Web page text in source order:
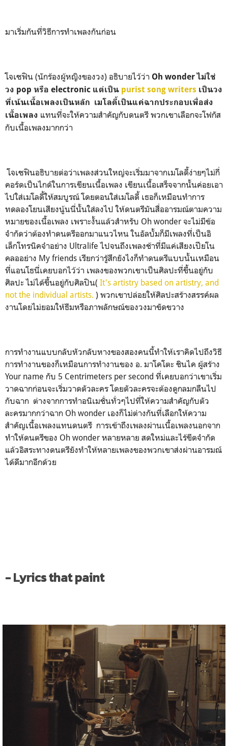
มาเริ่มกันที่วิธีการทำเพลงกันก่อน
โจเซฟิน (นักร้องผู้หญิงของวง) อธิบายไว้ว่า Oh wonder ไม่ใช่
วง pop หรือ electronic แต่เป็น purist song writers เป็นวง
ที่เน้นเนื้อเพลงเป็นหลัก เมโลดี้เป็นแค่ฉากประกอบเพื่อส่ง
เนื้อเพลง แทนที่จะให้ความสำคัญกับดนตรี พวกเขาเลือกจะโฟกัส
กับเนื้อเพลงมากกว่า
โจเซฟินอธิบายต่อว่าเพลงส่วนใหญ่จะเริ่มมาจากเมโลดี้ง่ายๆไม่กี่
คอร์ดเป็นไกด์ในการเขียนเนื้อเพลง เขียนเนื้อเสร็จจากนั้นค่อยเอา
ไปใส่เมโลดี้ให้สมบูรณ์ โดยตอนใส่เมโลดี้ เธอก็เหมือนทำการ
ทดลองโยนเสียงนู้นนี่นั้นใส่ลงไป ให้ดนตรีมันสื่ออารมณ์ตามความ
หมายของเนื้อเพลง เพราะงั้นแล้วสำหรับ Oh wonder จะไม่มีข้อ
จำกัดว่าต้องทำดนตรีออกมาแนวไหน ในอัลบั้มก็มีเพลงที่เป็นอิ
เล็กโทรนิคจ๋าอย่าง Ultralife ไปจนถึงเพลงช้าที่มีแค่เสียงเปียโน
คลออย่าง My friends เรียกว่ารู้สึกยังไงก็ทำดนตรีแบบนั้นเหมือน
ที่แอนโธนี่เคยบอกไว้ว่า เพลงของพวกเขาเป็นศิลปะที่ขึ้นอยู่กับ
ศิลปะ ไม่ได้ขึ้นอยู่กับศิลปิน( It's artistry based on artistry, and
not the individual artists. ) พวกเขาปล่อยให้ศิลปะสร้างสรรค์ผล
งานโดยไม่ยอมให้ธีมหรือภาพลักษณ์ของวงมาขัดขวาง
การทำงานแบบกลับหัวกลับหางของสองคนนี้ทำให้เราคิดไปถึงวิธี
การทำงานของก็เหมือนการทำงานของ อ. มาโคโตะ ชินไค ผู้สร้าง
Your name กับ 5 Centrimeters per second ที่เคยบอกว่าเขาเริ่ม
วาดฉากก่อนจะเริ่มวาดตัวละคร โดยตัวละครจะต้องดูกลมกลืนไป
กับฉาก ต่างจากการทำอนิเมชั่นทั่วๆไปที่ให้ความสำคัญกับตัว
ละครมากกว่าฉาก Oh wonder เองก็ไม่ต่างกันที่เลือกให้ความ
สำคัญเนื้อเพลงแทนดนตรี การเข้าถึงเพลงผ่านเนื้อเพลงนอกจาก
ทำให้ดนตรีของ Oh wonder หลายหลาย สดใหม่และไร้ขีดจำกัด
แล้วอิสระทางดนตรียังทำให้หลายเพลงของพวกเขาส่งผ่านอารมณ์
ได้ดีมากอีกด้วย
- Lyrics that paint